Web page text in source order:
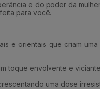
e do poder da
para você.
e orientais que criam
toque envolvente e
uma dose